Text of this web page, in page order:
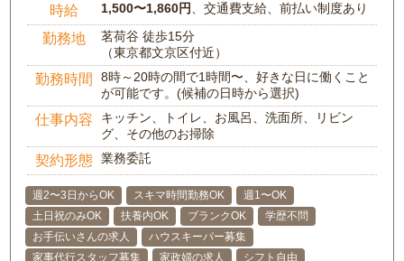
時給 1,500〜1,860円 、交通費支給、前払い制度あり
勤務地
茗荷谷 徒歩15分
（東京都文京区付近）
勤務時間
8時～20時の間で1時間〜、好きな日に働くこと
が可能です。(候補の日時から選択)
仕事内容
キッチン、トイレ、お風呂、洗面所、リビン
グ、その他のお掃除
契約形態 業務委託
週2〜3日からOK スキマ時間勤務OK
週1〜OK
土日祝のみOK
扶養内OK ブランクOK
学歴不問
お手伝いさんの求人
ハウスキーパー募集
家事代行スタッフ募集
家政婦の求人 シフト自由